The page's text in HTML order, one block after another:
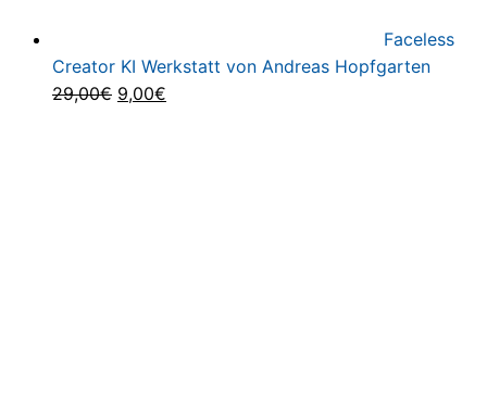
Faceless
Creator KI Werkstatt von Andreas Hopfgarten
29,00€ Ursprünglicher
9,00€